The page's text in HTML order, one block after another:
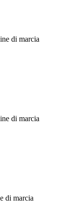
di marcia
di marcia
di marcia